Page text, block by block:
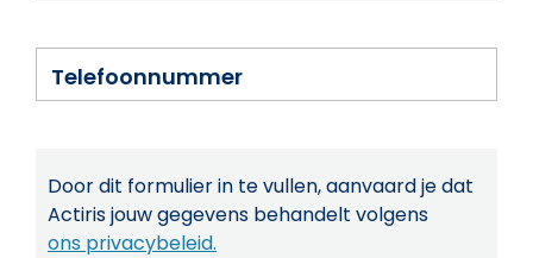
Telefoonnummer
Door dit formulier in te vullen, aanvaard je dat
Actiris jouw gegevens behandelt volgens
ons privacybeleid.